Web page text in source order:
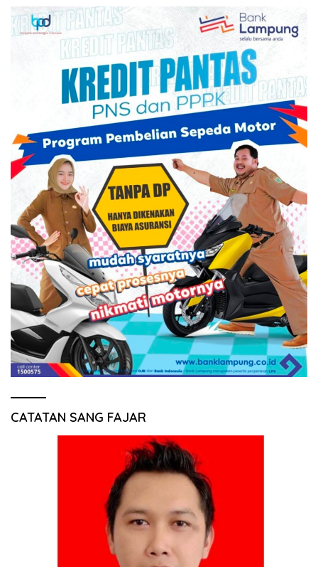
CATATAN SANG FAJAR